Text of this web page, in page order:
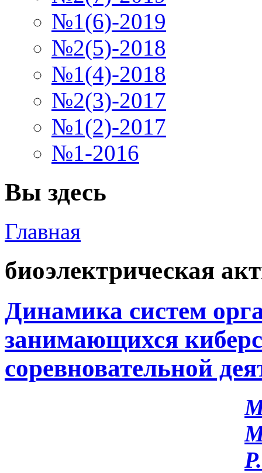
№1(6)-2019
№2(5)-2018
№1(4)-2018
№2(3)-2017
№1(2)-2017
№1-2016
Вы здесь
Главная
биоэлектрическая
Динамика систем
занимающихся
соревновательной